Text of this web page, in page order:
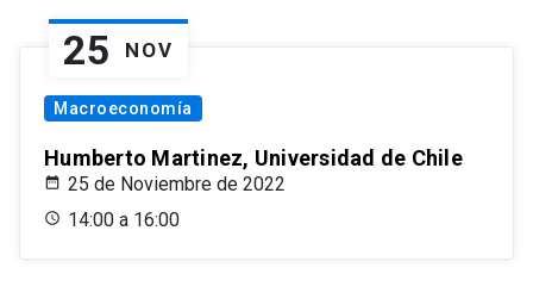
25 NOV
Macroeconomía
Humberto Martinez, Universidad de Chile
25 de Noviembre de 2022
14:00 a 16:00